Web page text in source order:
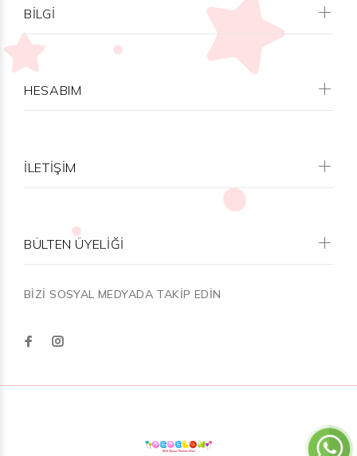
BILGI
HESABIM
İLETİŞİM
BÜLTEN ÜYELİĞİ
BİZİ SOSYAL MEDYADA TAKİP EDİN